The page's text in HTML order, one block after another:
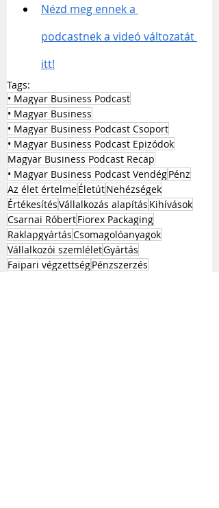
Nézd meg ennek a
podcastnek a videó változatát
itt!
Tags:
• Magyar Business Podcast
• Magyar Business
• Magyar Business Podcast Csoport
• Magyar Business Podcast Epizódok
Magyar Business Podcast Recap
• Magyar Business Podcast VendégPénz
Az élet értelmeÉletútNehézségek
ÉrtékesítésVállalkozás alapítás Kihívások
Csarnai RóbertFiorex Packaging
RaklapgyártásCsomagolóanyagok
Vállalkozói szemléletGyártás
Faipari végzettségPénzszerzés